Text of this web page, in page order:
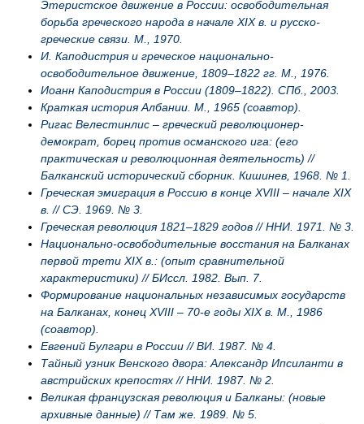
Этеристское движение в России: освободительная
борьба греческого народа в начале XIX в. и русско-
греческие связи. М., 1970.
И. Каподистрия и греческое национально-
освободительное движение, 1809–1822 гг. М., 1976.
Иоанн Каподистрия в России (1809–1822). СПб., 2003.
Краткая история Албании. М., 1965 (соавтор).
Ригас Велестинлис – греческий революционер-
демократ, борец против османского ига: (его
практическая и революционная деятельность) //
Балканский исторический сборник. Кишинев, 1968. № 1.
Греческая эмиграция в Россию в конце XVIII – начале XIX
в. // СЭ. 1969. № 3.
Греческая революция 1821–1829 годов // ННИ. 1971. № 3.
Национально-освободительные восстания на Балканах
первой трети XIX в.: (опыт сравнительной
характеристики) // БИссл. 1982. Вып. 7.
Формирование национальных независимых государств
на Балканах, конец XVIII – 70-е годы XIX в. М., 1986
(соавтор).
Евгений Булгари в России // ВИ. 1987. № 4.
Тайный узник Венского двора: Александр Ипсиланти в
австрийских крепостях // ННИ. 1987. № 2.
Великая французская революция и Балканы: (новые
архивные данные) // Там же. 1989. № 5.